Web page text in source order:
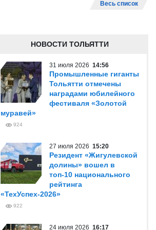
Весь список
НОВОСТИ ТОЛЬЯТТИ
31 июля 2026 14:56
Промышленные гиганты
Тольятти отмечены
наградами юбилейного
фестиваля «Золотой
муравей»
924
27 июля 2026 15:20
Резидент «Жигулевской
долины» вошел в
топ-10 национального
рейтинга
«ТехУспех-2026»
922
24 июля 2026 16:17